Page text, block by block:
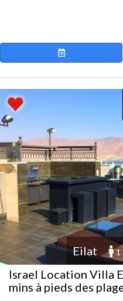
Eilat 1
Israel Location Villa
mins à pieds des